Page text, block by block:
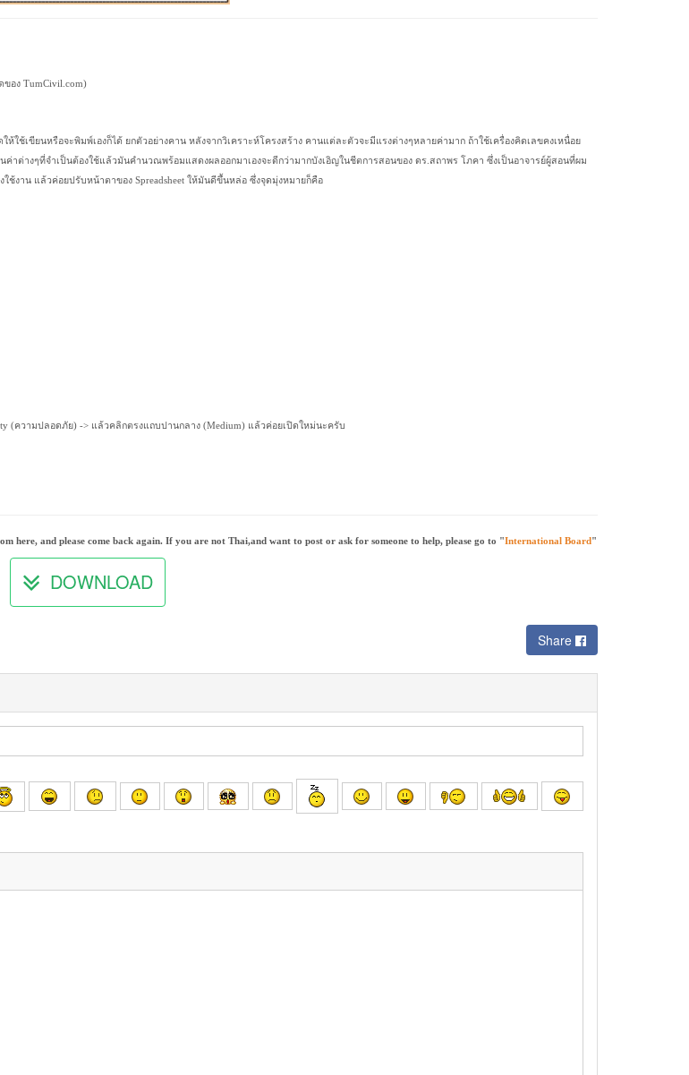
ของ TumCivil.com)
ใช้เขียนหรือจะพิมพ์เองก็ได้ ยกตัวอย่างคาน หลังจากวิเคราะห์โครงสร้าง คานแต่ละตัวจะมีแรงต่างๆหลายค่ามาก ถ้าใช้เครื่องคิดเลขคงเหนื่อย
าต่างๆที่จำเป็นต้องใช้แล้วมันคำนวณพร้อมแสดงผลออกมาเองจะดีกว่ามากบังเอิญในชีตการสอนของ ดร.สถาพร โภคา ซึ่งเป็นอาจารย์ผู้สอนที่ผม
ช้งาน แล้วค่อยปรับหน้าตาของ Spreadsheet ให้มันดีขึ้นหล่อ ซึ่งจุดมุ่งหมายก็คือ
(ความปลอดภัย) -> แล้วคลิกตรงแถบปานกลาง (Medium) แล้วค่อยเปิดใหม่นะครับ
here, and please come back again. If you are not Thai,and want to post or ask for someone to help, please go to "International Board "
DOWNLOAD
Share